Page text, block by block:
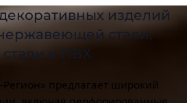
изделий
стали,
и ПВХ.
предлагает широкий